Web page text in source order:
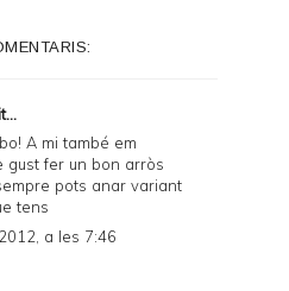
A mi també em
gust fer un bon arròs
pots anar variant
tens
a les 7:46